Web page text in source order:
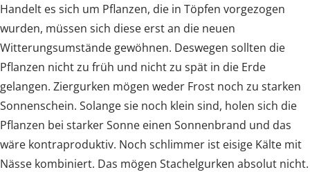
Handelt es sich um Pflanzen, die in Töpfen vorgezogen
wurden, müssen sich diese erst an die neuen
Witterungsumstände gewöhnen. Deswegen sollten die
Pflanzen nicht zu früh und nicht zu spät in die Erde
gelangen. Ziergurken mögen weder Frost noch zu starken
Sonnenschein. Solange sie noch klein sind, holen sich die
Pflanzen bei starker Sonne einen Sonnenbrand und das
wäre kontraproduktiv. Noch schlimmer ist eisige Kälte mit
Nässe kombiniert. Das mögen Stachelgurken absolut nicht.